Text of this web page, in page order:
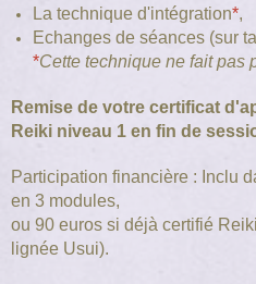
La technique d'intégration*,
Echanges de séances (sur
*Cette technique ne fait pas
Remise de votre certificat
Reiki niveau 1 en fin de
Participation financière : Inclu
en 3 modules,
ou 90 euros si déjà certifié
lignée Usui).